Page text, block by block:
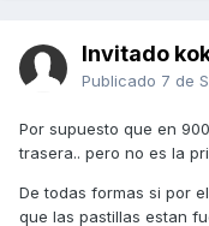
Invitado
Publicado 7 de
Por supuesto que en
trasera.. pero no es la
De todas formas si por
que las pastillas estan